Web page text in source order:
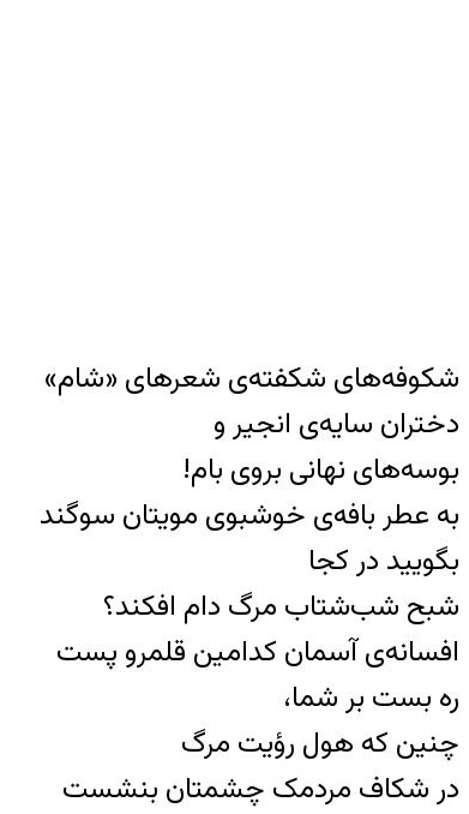
شکوفه‌های شکفته‌ی شعرهای «شام»
دختران سایه‌ی انجیر و
بوسه‌های نهانی بروی بام!
به عطر بافه‌ی خوشبوی مویتان سوگند
بگویید در کجا
شبح شب‌شتاب مرگ دام افکند؟
افسانه‌ی آسمان کدامین قلمرو پست
ره بست بر شما،
چنین که هول رؤیت مرگ
در شکاف مردمک چشمتان بنشست